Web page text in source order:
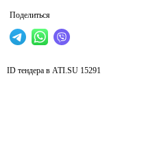
Поделиться
ID тендера в ATI.SU 15291